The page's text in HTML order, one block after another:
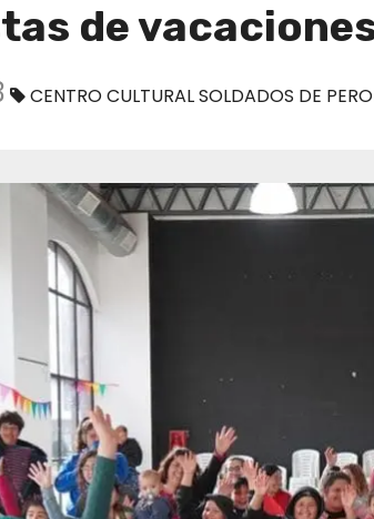
de
CENTRO CULTURAL SOLDADOS DE